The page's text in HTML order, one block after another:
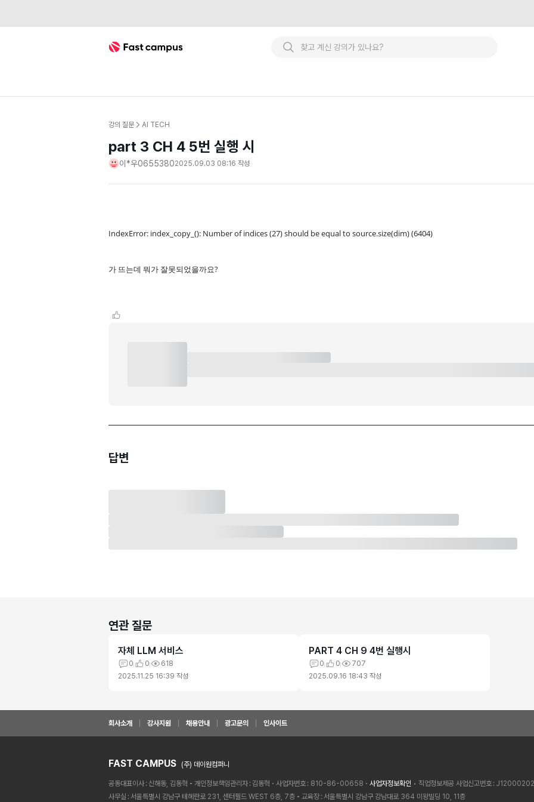
Fast Campus
강의 질문 AI TECH
part 3 CH 4 5번 실행 시
이*우06553802025.09.03 08:16 작성
IndexError: index_copy_(): Number of indices (27) should be equal to source.size(dim) (6404)
가 뜨는데 뭐가 잘못되었을까요?
답변
연관 질문
자체 LLM 서비스
0 0
618
2025.11.25 16:39 작성
PART 4 CH 9 4번 실행시
0 0
707
2025.09.16 18:43 작성
회사소개 강사지원 채용안내 광고문의 인사이트
FAST CAMPUS (주) 데이원컴퍼니
공동대표이사 신해동, 김동혁 개인정보책임관리자 김동혁 사업자번호 810-86-00658 사업자정보확인 • 직업정보제공 사업신고번호
사무실 서울특별시 강남구 테헤란로 231, 센터필드 WEST 6층, 7층 교육장 서울특별시 강남구 강남대로 364 미왕빌딩 10, 11층